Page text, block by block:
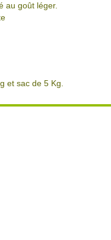
au goût léger.
et sac de 5 Kg.